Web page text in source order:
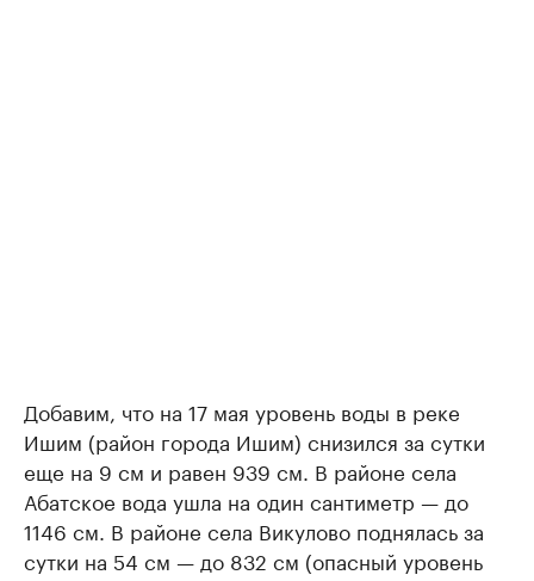
Добавим, что на 17 мая уровень воды в реке
Ишим (район города Ишим) снизился за сутки
еще на 9 см и равен 939 см. В районе села
Абатское вода ушла на один сантиметр — до
1146 см. В районе села Викулово поднялась за
сутки на 54 см — до 832 см (опасный уровень